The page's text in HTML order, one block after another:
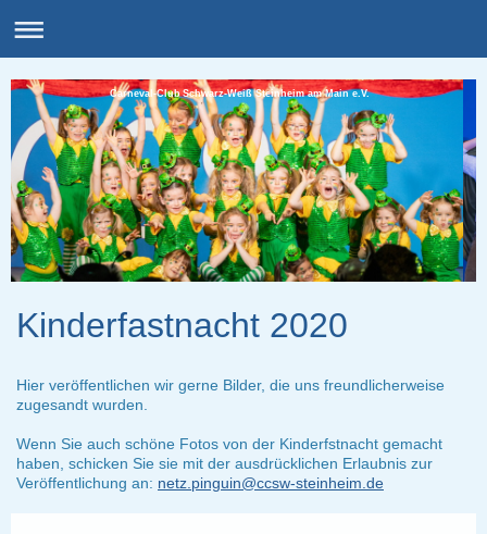
Carneval-Club Schwarz-Weiß Steinheim am Main e.V.
Kinderfastnacht 2020
Hier veröffentlichen wir gerne Bilder, die uns freundlicherweise
zugesandt wurden.
Wenn Sie auch schöne Fotos von der Kinderfstnacht gemacht
haben, schicken Sie sie mit der ausdrücklichen Erlaubnis zur
Veröffentlichung an: netz.pinguin@ccsw-steinheim.de